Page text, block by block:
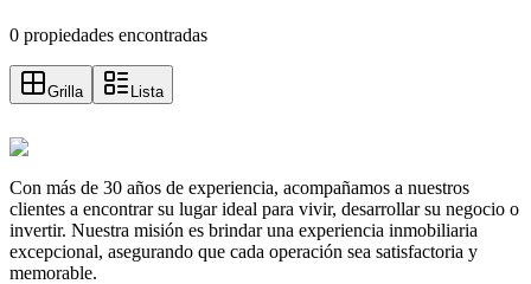
0 propiedades encontradas
Grilla Lista
Con más de 30 años de experiencia, acompañamos a nuestros
clientes a encontrar su lugar ideal para vivir, desarrollar su negocio o
invertir. Nuestra misión es brindar una experiencia inmobiliaria
excepcional, asegurando que cada operación sea satisfactoria y
memorable.